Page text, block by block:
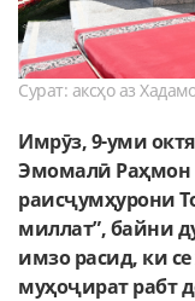
Сурат: аксҳо аз
Имрӯз, 9-уми
Эмомалӣ Раҳмон
раисҷумҳурони
миллат”, байни
имзо расид, ки
муҳоҷират рабт